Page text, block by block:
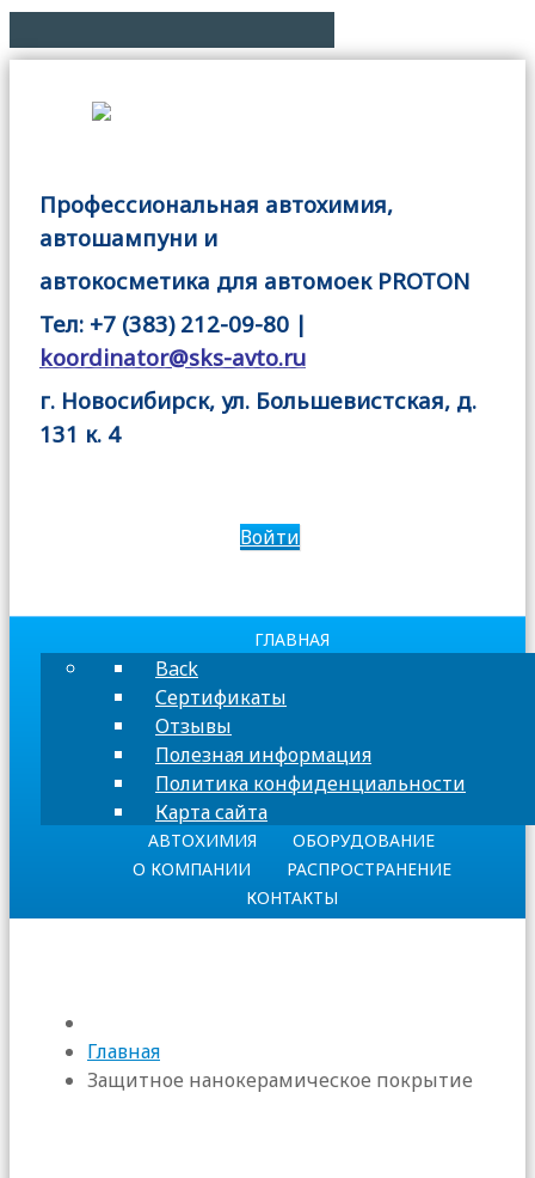
Профессиональная автохимия,
автошампуни и
автокосметика для автомоек PROTON
Тел: +7 (383) 212-09-80 |
koordinator@sks-avto.ru
г. Новосибирск, ул. Большевистская, д.
131 к. 4
Войти
ГЛАВНАЯ
Back
Сертификаты
Отзывы
Полезная информация
Политика конфиденциальности
Карта сайта
АВТОХИМИЯ
ОБОРУДОВАНИЕ
О КОМПАНИИ
РАСПРОСТРАНЕНИЕ
КОНТАКТЫ
Главная
Защитное нанокерамическое покрытие